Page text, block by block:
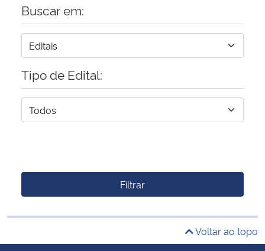
Buscar em:
Tipo de Edital:
Filtrar
Voltar ao topo